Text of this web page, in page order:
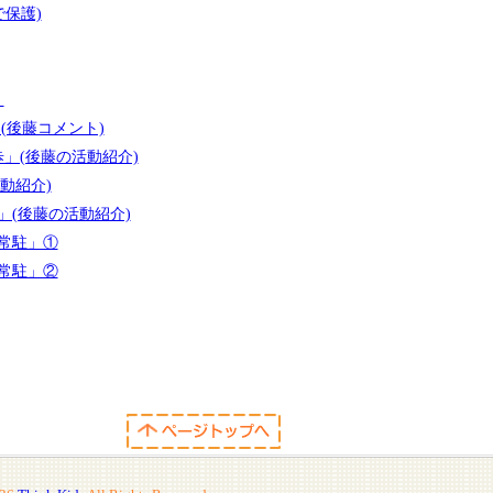
保護)
後藤コメント)
(後藤の活動紹介)
紹介)
(後藤の活動紹介)
駐」①
駐」②